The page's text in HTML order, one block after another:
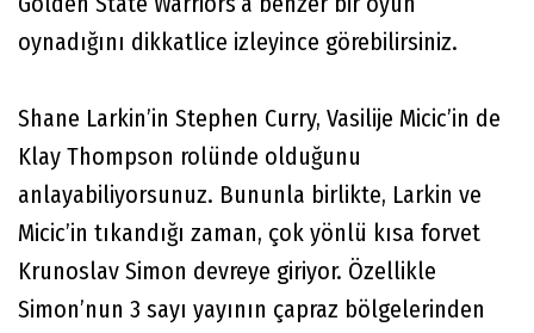
oynadığını dikkatlice izleyince görebilirsiniz.
Shane Larkin’in Stephen Curry, Vasilije Micic’in de
Klay Thompson rolünde olduğunu
anlayabiliyorsunuz. Bununla birlikte, Larkin ve
Micic’in tıkandığı zaman, çok yönlü kısa forvet
Krunoslav Simon devreye giriyor. Özellikle
Simon’nun 3 sayı yayının çapraz bölgelerinden